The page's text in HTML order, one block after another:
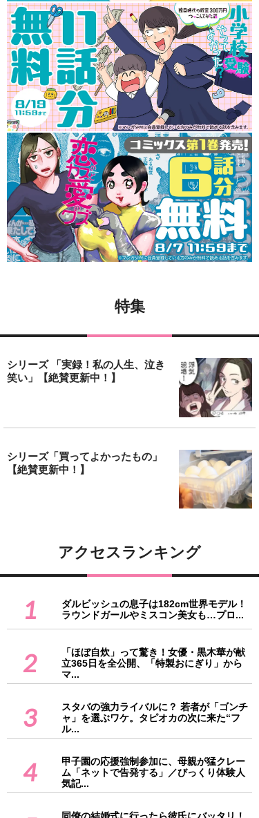
特集
シリーズ 「実録！私の人生、泣き
笑い」【絶賛更新中！】
シリーズ「買ってよかったもの」
【絶賛更新中！】
アクセスランキング
1
ダルビッシュの息子は182cm世界モデル！
ラウンドガールやミスコン美女も…プロ...
2
「ほぼ自炊」って驚き！女優・黒木華が献
立365日を全公開、「特製おにぎり」から
マ...
3
スタバの強力ライバルに？ 若者が「ゴンチ
ャ」を選ぶワケ。タピオカの次に来た“フ
ル...
4
甲子園の応援強制参加に、母親が猛クレー
ム「ネットで告発する」／びっくり体験人
気記...